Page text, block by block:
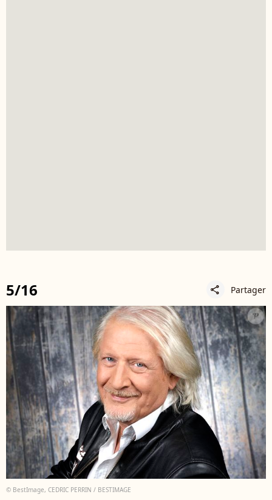
5/16 share Partager
© BestImage, CEDRIC PERRIN / BESTIMAGE